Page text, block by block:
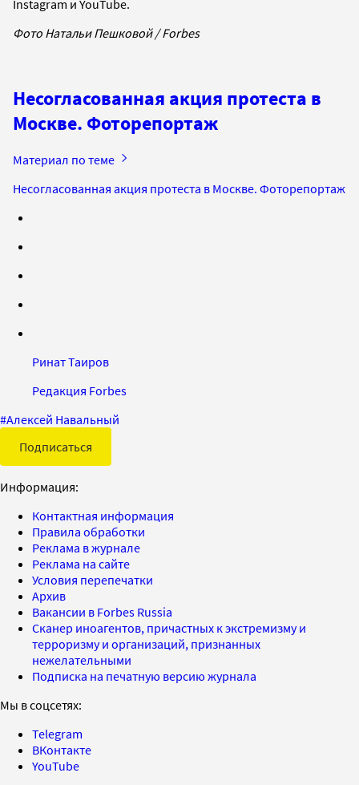
Instagram и YouTube.
Фото Натальи Пешковой / Forbes
Несогласованная акция протеста в
Москве. Фоторепортаж
Материал по теме
Несогласованная акция протеста в Москве. Фоторепортаж
Ринат Таиров
Редакция Forbes
#Алексей Навальный
Подписаться
Информация:
Контактная информация
Правила обработки
Реклама в журнале
Реклама на сайте
Условия перепечатки
Архив
Вакансии в Forbes Russia
Сканер иноагентов, причастных к экстремизму и
терроризму и организаций, признанных
нежелательными
Подписка на печатную версию журнала
Мы в соцсетях:
Telegram
ВКонтакте
YouTube